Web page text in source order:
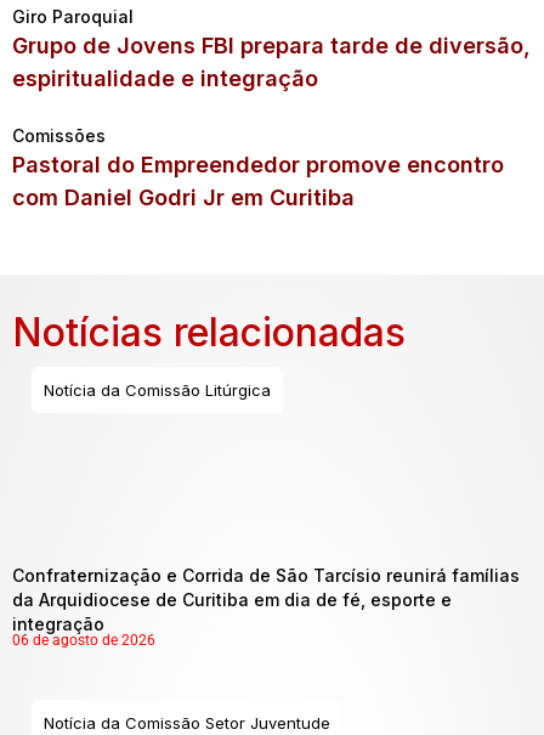
Giro Paroquial
Grupo de Jovens FBI prepara tarde de diversão,
espiritualidade e integração
Comissões
Pastoral do Empreendedor promove encontro
com Daniel Godri Jr em Curitiba
Notícias relacionadas
Notícia da Comissão Litúrgica
Confraternização e Corrida de São Tarcísio reunirá famílias
da Arquidiocese de Curitiba em dia de fé, esporte e
integração
06 de agosto de 2026
Notícia da Comissão Setor Juventude